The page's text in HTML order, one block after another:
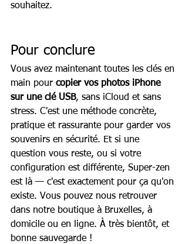
souhaitez.
Pour conclure
Vous avez maintenant toutes les clés en
main pour copier vos photos iPhone
sur une clé USB, sans iCloud et sans
stress. C'est une méthode concrète,
pratique et rassurante pour garder vos
souvenirs en sécurité. Et si une
question vous reste, ou si votre
configuration est différente, Super-zen
est là — c'est exactement pour ça qu'on
existe. Vous pouvez nous retrouver
dans notre boutique à Bruxelles, à
domicile ou en ligne. À très bientôt, et
bonne sauvegarde !